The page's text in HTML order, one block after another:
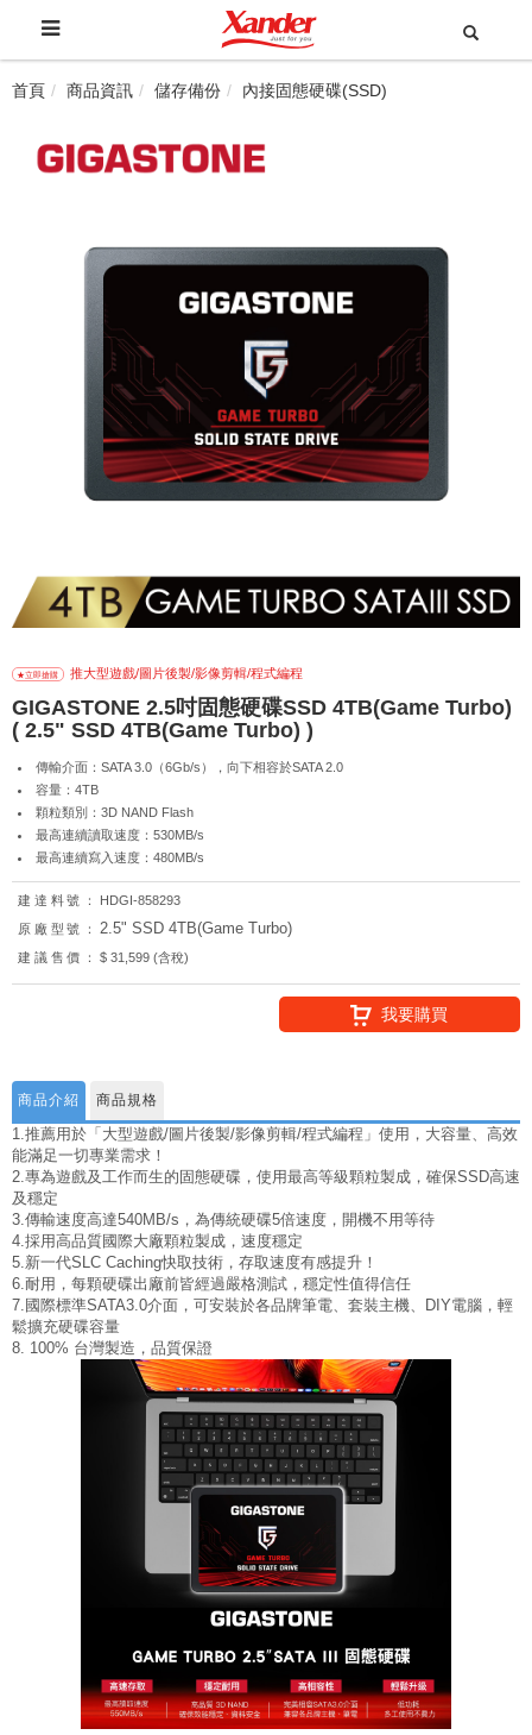
首頁 商品資訊 儲存備份 內接固態硬碟(SSD)
推大型遊戲/圖片後製/影像剪輯/程式編程
GIGASTONE 2.5吋固態硬碟SSD 4TB(Game Turbo)
( 2.5" SSD 4TB(Game Turbo) )
傳輸介面：SATA 3.0（6Gb/s），向下相容於SATA 2.0
容量：4TB
顆粒類別：3D NAND Flash
最高連續讀取速度：530MB/s
最高連續寫入速度：480MB/s
建達料號：
HDGI-858293
原廠型號：
2.5" SSD 4TB(Game Turbo)
建議售價： $ 31,599 (含稅)
我要購買
商品介紹 商品規格
1.推薦用於「大型遊戲/圖片後製/影像剪輯/程式編程」使用，大容量、高效
能滿足一切專業需求！
2.專為遊戲及工作而生的固態硬碟，使用最高等級顆粒製成，確保SSD高速
及穩定
3.傳輸速度高達540MB/s，為傳統硬碟5倍速度，開機不用等待
4.採用高品質國際大廠顆粒製成，速度穩定
5.新一代SLC Caching快取技術，存取速度有感提升！
6.耐用，每顆硬碟出廠前皆經過嚴格測試，穩定性值得信任
7.國際標準SATA3.0介面，可安裝於各品牌筆電、套裝主機、DIY電腦，輕
鬆擴充硬碟容量
8. 100% 台灣製造，品質保證